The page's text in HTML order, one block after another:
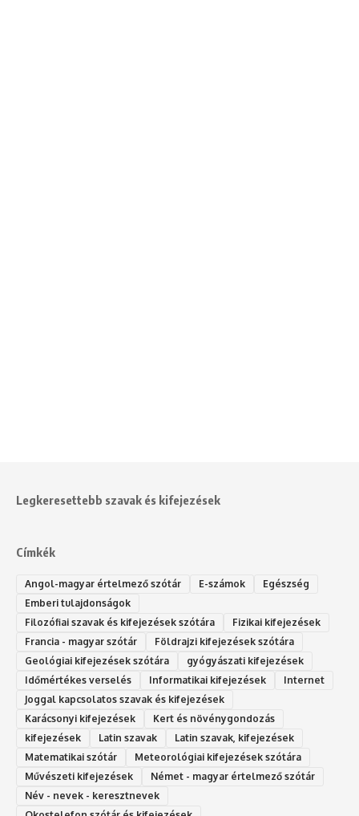
Legkeresettebb szavak és kifejezések
Címkék
Angol-magyar értelmező szótár E-számok
Egészség
Emberi tulajdonságok
Filozófiai szavak és kifejezések szótára
Fizikai kifejezések
Francia - magyar szótár
Földrajzi kifejezések szótára
Geológiai kifejezések szótára
gyógyászati kifejezések
Időmértékes verselés
Informatikai kifejezések
Internet
Joggal kapcsolatos szavak és kifejezések
Karácsonyi kifejezések
Kert és növénygondozás
kifejezések
Latin szavak
Latin szavak, kifejezések
Matematikai szótár
Meteorológiai kifejezések szótára
Művészeti kifejezések
Német - magyar értelmező szótár
Név - nevek - keresztnevek